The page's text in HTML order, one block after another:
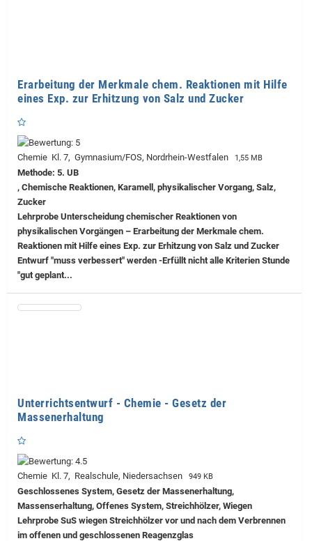
Erarbeitung der Merkmale chem. Reaktionen mit Hilfe
eines Exp. zur Erhitzung von Salz und Zucker
Chemie Kl. 7, Gymnasium/FOS, Nordrhein-Westfalen 1,55 MB
Methode: 5. UB
, Chemische Reaktionen, Karamell, physikalischer Vorgang, Salz,
Zucker
Lehrprobe Unterscheidung chemischer Reaktionen von
physikalischen Vorgängen – Erarbeitung der Merkmale chem.
Reaktionen mit Hilfe eines Exp. zur Erhitzung von Salz und Zucker
Entwurf "muss verbessert" werden -Erfüllt nicht alle Kriterien Stunde
"gut geplant...
Unterrichtsentwurf - Chemie - Gesetz der
Massenerhaltung
Chemie Kl. 7, Realschule, Niedersachsen 949 KB
Geschlossenes System, Gesetz der Massenerhaltung,
Massenserhaltung, Offenes System, Streichhölzer, Wiegen
Lehrprobe SuS wiegen Streichhölzer vor und nach dem Verbrennen
im offenen und geschlossenen Reagenzglas